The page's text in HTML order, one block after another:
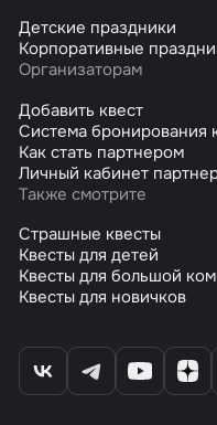
Детские праздники
Корпоративные
Организаторам
Добавить квест
Система бронирования
Как стать партнером
Личный кабинет
Также смотрите
Страшные квесты
Квесты для детей
Квесты для большой
Квесты для новичков